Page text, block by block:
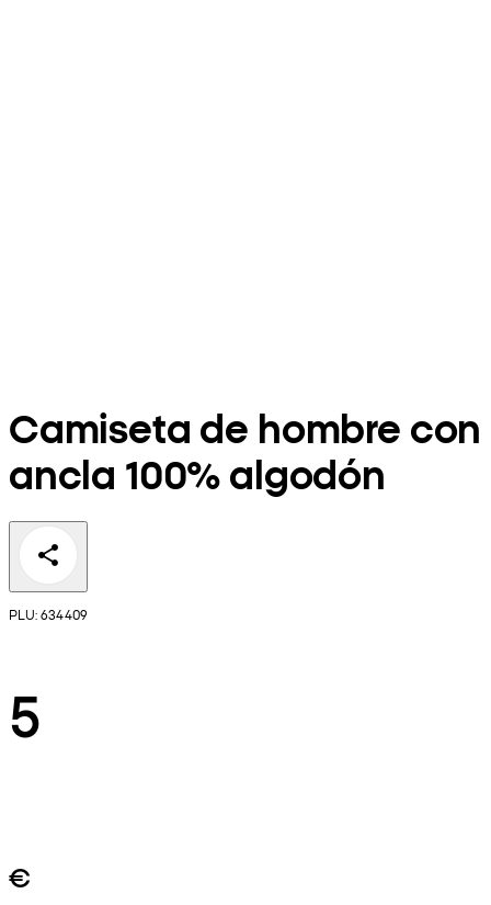
Camiseta de hombre con
ancla 100% algodón
PLU: 634409
5
€